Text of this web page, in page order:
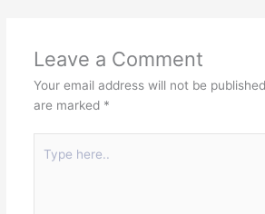
Leave a Comment
Your email address will not be
are marked *
here..